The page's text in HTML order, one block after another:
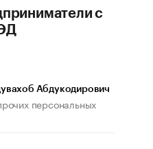
с
Абдукодирович
персональных